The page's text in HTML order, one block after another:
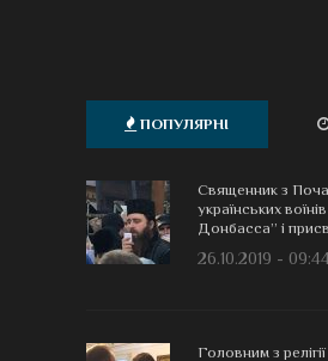
ПОПУЛЯРНІ
Священник з
українських
Донбасса” і
26.10.2019 - 09:44
Головним з